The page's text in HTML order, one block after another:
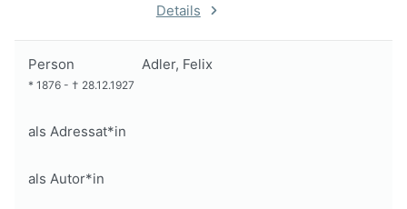
Details
Person Adler, Felix
* 1876 - † 28.12.1927
als Adressat*in
als Autor*in